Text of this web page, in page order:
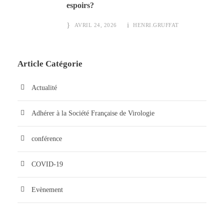
espoirs?
AVRIL 24, 2026 HENRI.GRUFFAT
Article Catégorie
Actualité
Adhérer à la Société Française de Virologie
conférence
COVID-19
Evènement